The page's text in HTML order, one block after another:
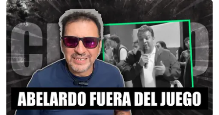
Público por ocupar el cargo de la fiscalía superior de la
nación entre Delia Espinoza y Patricia Benavides, según
los opinologos la primera promovida por los caviares y
la segunda por el Fujimorismo, un encuentro de
poderes donde el poblador es el expectante que nunca
gana nada solo disfruta del melodrama de estos
servidores públicos, si los fiscales pelearían con ese
mismo ímpetu por acabar con la delincuencia este país
sería, un país se pacífico libre de extorsionadores y de
tanto corrupto enquistado en todas las entidades del